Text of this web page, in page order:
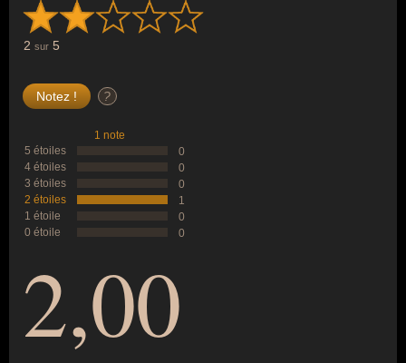
2 sur 5
?
1 note
5 étoiles
0
4 étoiles
0
3 étoiles
0
2 étoiles
1
1 étoile
0
0 étoile
0
2,00